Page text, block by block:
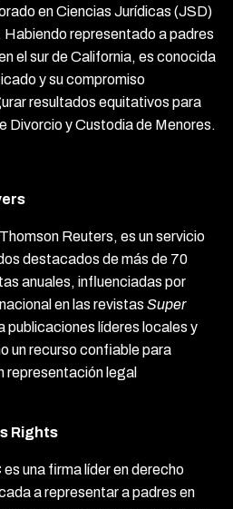
en Ciencias Jurídicas (JSD)
Habiendo representado a padres
el sur de California, es conocida
y su compromiso
resultados equitativos para
Divorcio y Custodia de Menores.
Reuters, es un servicio
destacados de más de 70
anuales, influenciadas por
en las revistas Super
publicaciones líderes locales y
un recurso confiable para
representación legal
Rights
una firma líder en derecho
a representar a padres en